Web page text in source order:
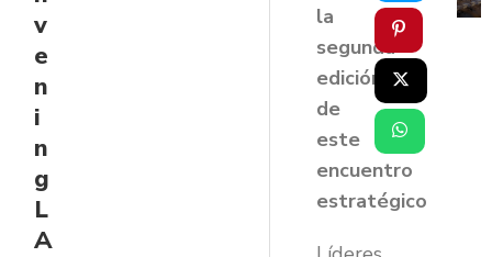
v
e
n
i
n
g
L
A
la
segunda
edición
de
este
encuentro
estratégico